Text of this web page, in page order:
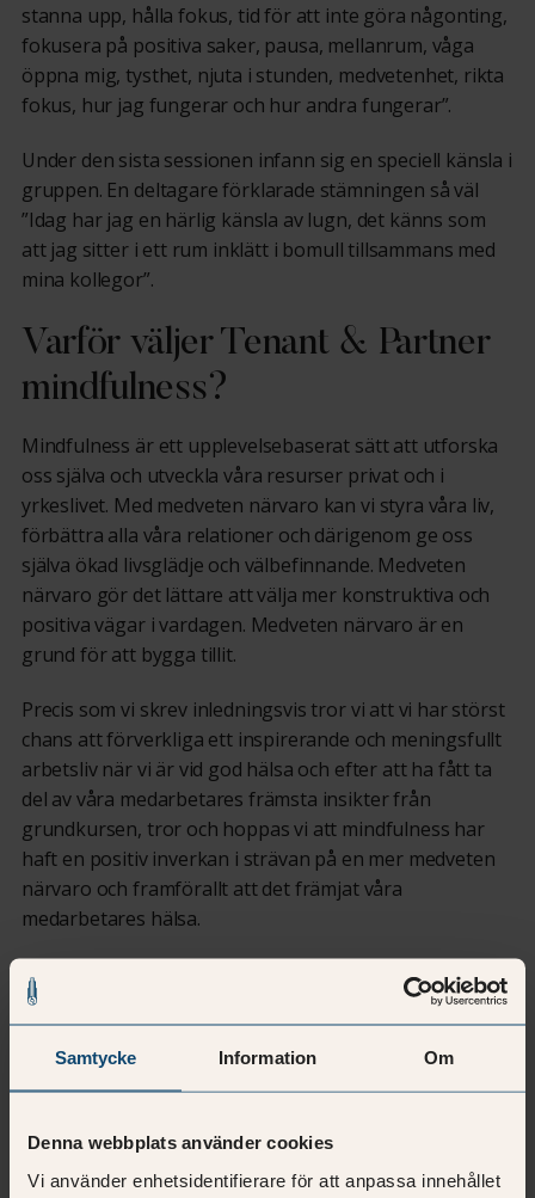
Samtycke Information Om
Denna webbplats använder cookies
Vi använder enhetsidentifierare för att anpassa innehållet
stanna upp, hålla fokus, tid för att inte göra någonting,
fokusera på positiva saker, pausa, mellanrum, våga
öppna mig, tysthet, njuta i stunden, medvetenhet, rikta
fokus, hur jag fungerar och hur andra fungerar”.
Under den sista sessionen infann sig en speciell känsla i
gruppen. En deltagare förklarade stämningen så väl
”Idag har jag en härlig känsla av lugn, det känns som
att jag sitter i ett rum inklätt i bomull tillsammans med
mina kollegor”.
Varför väljer Tenant & Partner
mindfulness?
Mindfulness är ett upplevelsebaserat sätt att utforska
oss själva och utveckla våra resurser privat och i
yrkeslivet. Med medveten närvaro kan vi styra våra liv,
förbättra alla våra relationer och därigenom ge oss
själva ökad livsglädje och välbefinnande. Medveten
närvaro gör det lättare att välja mer konstruktiva och
positiva vägar i vardagen. Medveten närvaro är en
grund för att bygga tillit.
Precis som vi skrev inledningsvis tror vi att vi har störst
chans att förverkliga ett inspirerande och meningsfullt
arbetsliv när vi är vid god hälsa och efter att ha fått ta
del av våra medarbetares främsta insikter från
grundkursen, tror och hoppas vi att mindfulness har
haft en positiv inverkan i strävan på en mer medveten
närvaro och framförallt att det främjat våra
medarbetares hälsa.
Dela med andra